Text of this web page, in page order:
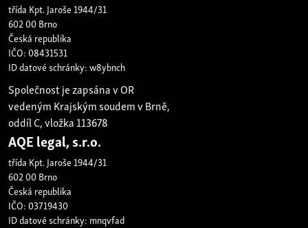
třída Kpt. Jaroše 1944/31
602 00 Brno
Česká republika
IČO: 08431531
ID datové schránky: w8ybnch
Společnost je zapsána v OR
vedeným Krajským soudem v Brně,
oddíl C, vložka 113678
AQE legal, s.r.o.
třída Kpt. Jaroše 1944/31
602 00 Brno
Česká republika
IČO: 03719430
ID datové schránky: mnqvfad